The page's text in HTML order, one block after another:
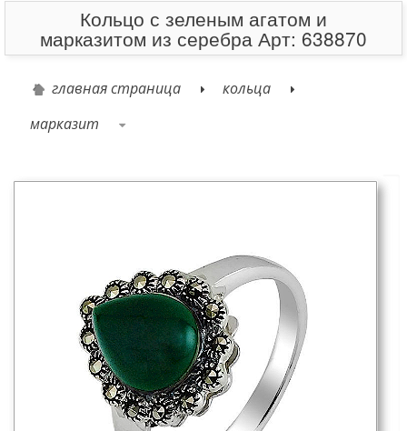
Кольцо с зеленым агатом и
марказитом из серебра Арт: 638870
главная страница
кольца
марказит